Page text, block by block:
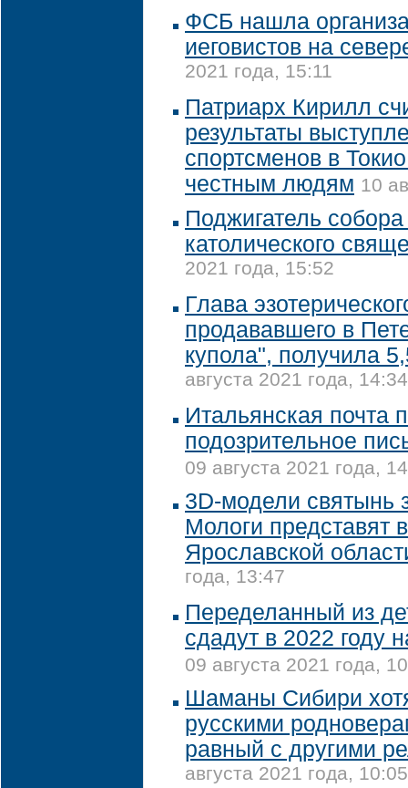
ФСБ нашла
иеговистов на
2021 года, 15:11
Патриарх Кирилл
результаты
спортсменов в
честным людям 10
Поджигатель
католического
2021 года, 15:52
Глава
продававшего в
купола", получила
августа 2021 года, 14:34
Итальянская почта
подозрительное
09 августа 2021 года,
3D-модели святынь
Мологи представят
Ярославской
года, 13:47
Переделанный из
сдадут в 2022 году
09 августа 2021 года,
Шаманы Сибири
русскими
равный с другими
августа 2021 года, 10:05